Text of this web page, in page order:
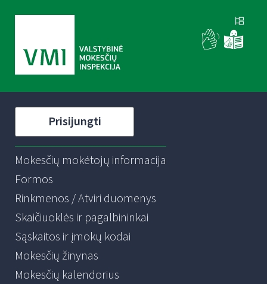
Prisijungti
Mokesčių mokėtojų informacija
Formos
Rinkmenos / Atviri duomenys
Skaičiuoklės ir pagalbininkai
Sąskaitos ir įmokų kodai
Mokesčių žinynas
Mokesčių kalendorius